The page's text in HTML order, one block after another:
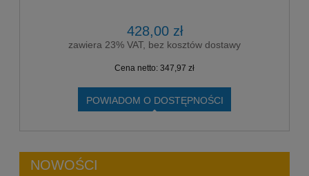
428,00 zł
zawiera 23% VAT, bez kosztów dostawy
Cena netto: 347,97 zł
POWIADOM O DOSTĘPNOŚCI
NOWOŚCI